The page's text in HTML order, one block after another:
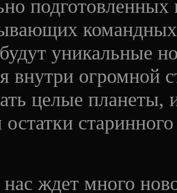
уникальные
внутри огромной
целые планеты,
остатки
ждет много